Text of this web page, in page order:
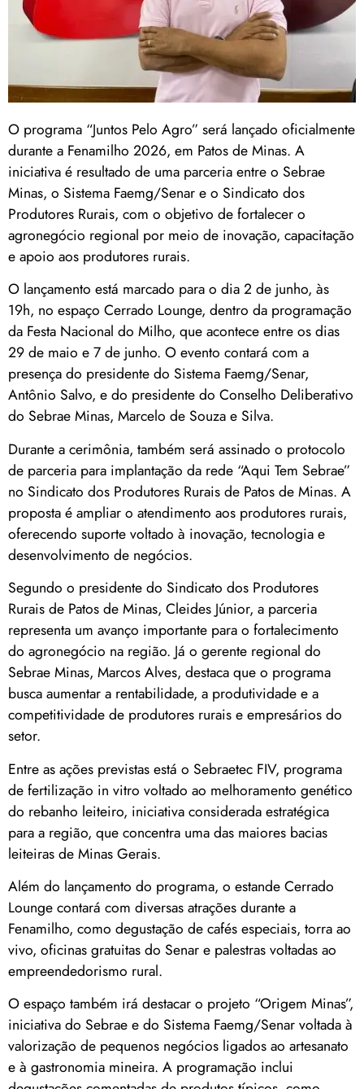
O programa “Juntos Pelo Agro” será lançado oficialmente
durante a Fenamilho 2026, em Patos de Minas. A
iniciativa é resultado de uma parceria entre o Sebrae
Minas, o Sistema Faemg/Senar e o Sindicato dos
Produtores Rurais, com o objetivo de fortalecer o
agronegócio regional por meio de inovação, capacitação
e apoio aos produtores rurais.
O lançamento está marcado para o dia 2 de junho, às
19h, no espaço Cerrado Lounge, dentro da programação
da Festa Nacional do Milho, que acontece entre os dias
29 de maio e 7 de junho. O evento contará com a
presença do presidente do Sistema Faemg/Senar,
Antônio Salvo, e do presidente do Conselho Deliberativo
do Sebrae Minas, Marcelo de Souza e Silva.
Durante a cerimônia, também será assinado o protocolo
de parceria para implantação da rede “Aqui Tem Sebrae”
no Sindicato dos Produtores Rurais de Patos de Minas. A
proposta é ampliar o atendimento aos produtores rurais,
oferecendo suporte voltado à inovação, tecnologia e
desenvolvimento de negócios.
Segundo o presidente do Sindicato dos Produtores
Rurais de Patos de Minas, Cleides Júnior, a parceria
representa um avanço importante para o fortalecimento
do agronegócio na região. Já o gerente regional do
Sebrae Minas, Marcos Alves, destaca que o programa
busca aumentar a rentabilidade, a produtividade e a
competitividade de produtores rurais e empresários do
setor.
Entre as ações previstas está o Sebraetec FIV, programa
de fertilização in vitro voltado ao melhoramento genético
do rebanho leiteiro, iniciativa considerada estratégica
para a região, que concentra uma das maiores bacias
leiteiras de Minas Gerais.
Além do lançamento do programa, o estande Cerrado
Lounge contará com diversas atrações durante a
Fenamilho, como degustação de cafés especiais, torra ao
vivo, oficinas gratuitas do Senar e palestras voltadas ao
empreendedorismo rural.
O espaço também irá destacar o projeto “Origem Minas”,
iniciativa do Sebrae e do Sistema Faemg/Senar voltada à
valorização de pequenos negócios ligados ao artesanato
e à gastronomia mineira. A programação inclui